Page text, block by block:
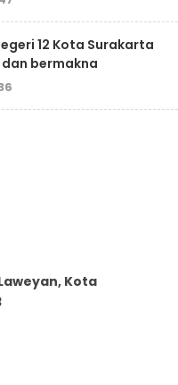
12 Kota Surakarta
bermakna
Kota